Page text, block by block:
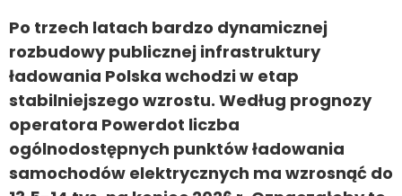
Po trzech latach bardzo dynamicznej
rozbudowy publicznej infrastruktury
ładowania Polska wchodzi w etap
stabilniejszego wzrostu. Według prognozy
operatora Powerdot liczba
ogólnodostępnych punktów ładowania
samochodów elektrycznych ma wzrosnąć do